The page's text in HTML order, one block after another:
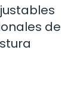
de